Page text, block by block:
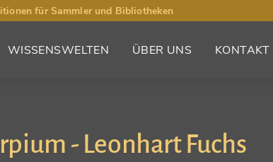
für Sammler und Bibliotheken
WISSENSWELTEN ÜBER UNS KONTAKT
- Leonhart Fuchs